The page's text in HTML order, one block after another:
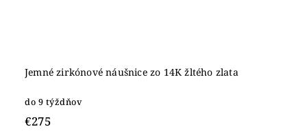
Jemné zirkónové náušnice zo 14K žltého zlata
do 9 týždňov
€275